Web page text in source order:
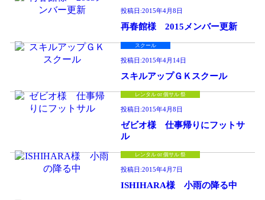
投稿日:2015年4月8日
再春館様 2015メンバー更新
スクール
投稿日:2015年4月14日
スキルアップＧＫスクール
レンタル or 個サル 祭
投稿日:2015年4月8日
ゼビオ様 仕事帰りにフットサ
ル
レンタル or 個サル 祭
投稿日:2015年4月7日
ISHIHARA様 小雨の降る中